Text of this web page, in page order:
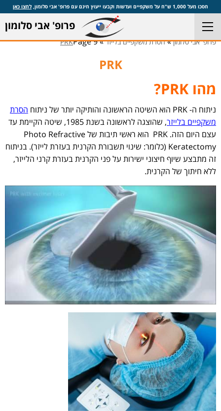
חסכו מעל 1,000 ש"ח על משקפיים ועדשות וקבעו ייעוץ חינם עם פרופ' אבי סלומון, לחצו כאן
פרופ' אבי סלומון
פרופ' אבי סלומון»הסרת משקפיים בלייזר»
PRKPage 9
PRK
מהו PRK?
ניתוח ה- PRK הוא השיטה הראשונה והותיקה יותר של ניתוח
הסרת
משקפיים בלייזר
, שהוצגה לראשונה בשנת 1985, שיטה הקיימת עד
עצם היום הזה. PRK הוא ראשי תיבות של Photo Refractive
Keratectomy (כלומר: שינוי תשבורת הקרנית בעזרת לייזר). בניתוח
זה מתבצע שיוף חיצוני ישירות על פני הקרנית בעזרת קרני הלייזר,
ללא חיתוך של הקרנית.